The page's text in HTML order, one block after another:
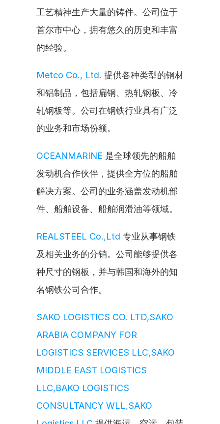
工艺精神生产大量的铸件。公司位于
首尔市中心，拥有悠久的历史和丰富
的经验。
Metco Co., Ltd. 提供各种类型的钢材
和铝制品，包括扁钢、热轧钢板、冷
轧钢板等。公司在钢铁行业具有广泛
的业务和市场份额。
OCEANMARINE 是全球领先的船舶
发动机合作伙伴，提供全方位的船舶
解决方案。公司的业务涵盖发动机部
件、船舶设备、船舶润滑油等领域。
REALSTEEL Co.,Ltd 专业从事钢铁
及相关业务的分销。公司能够提供各
种尺寸的钢板，并与韩国和海外的知
名钢铁公司合作。
SAKO LOGISTICS CO. LTD,SAKO
ARABIA COMPANY FOR
LOGISTICS SERVICES LLC,SAKO
MIDDLE EAST LOGISTICS
LLC,BAKO LOGISTICS
CONSULTANCY WLL,SAKO